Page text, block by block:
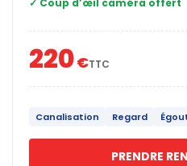
✓ Coup d’œil caméra offert
220€TTC
Canalisation Regard
PRENDRE